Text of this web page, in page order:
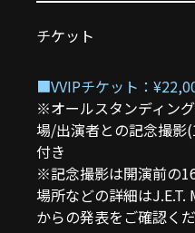
チケット
■VVIPチケット：
※オールスタンディン
場/出演者との記念撮影
付き
※記念撮影は開演前の
場所などの詳細はJ.E.T.
からの発表をご確認くだ